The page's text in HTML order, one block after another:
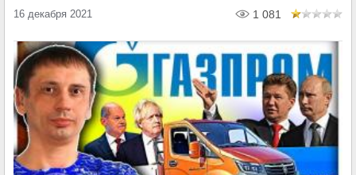
16 декабря 2021 1 081